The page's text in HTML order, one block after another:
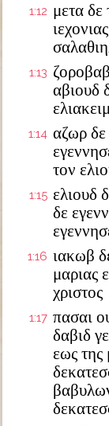
1:12 μετα δε
1:13
αβιουδ
1:14 αζωρ
τον
1:15 ελιουδ
δε
1:16 ιακωβ
μαριας
χριστος
1:17 πασαι
δαβιδ
εως της